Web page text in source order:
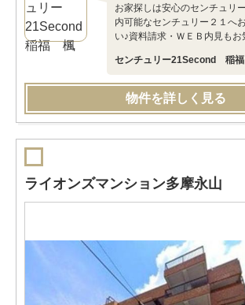
お家探しは安心のセンチュリ
内可能なセンチュリー２１へ
い♪資料請求・ＷＥＢ内見もお
センチュリー21Second 稲
物件を詳しく見る
ライオンズマンション多摩永山